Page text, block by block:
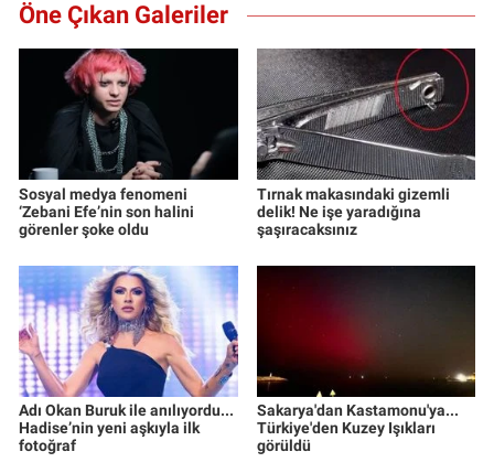
Öne Çıkan Galeriler
Sosyal medya fenomeni
‘Zebani Efe’nin son halini
görenler şoke oldu
Tırnak makasındaki gizemli
delik! Ne işe yaradığına
şaşıracaksınız
Adı Okan Buruk ile anılıyordu...
Hadise’nin yeni aşkıyla ilk
fotoğraf
Sakarya'dan Kastamonu'ya...
Türkiye'den Kuzey Işıkları
görüldü